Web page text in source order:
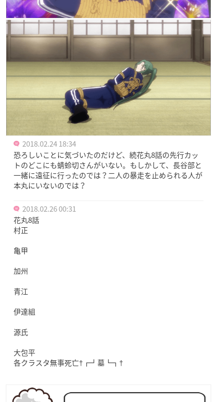
2018.02.24 18:34
恐ろしいことに気づいたのだけど、続花丸8話の先行カッ
トのどこにも蜻蛉切さんがいない。もしかして、長谷部と
一緒に遠征に行ったのでは？二人の暴走を止められる人が
本丸にいないのでは？
2018.02.26 00:31
花丸8話
村正
亀甲
加州
青江
伊達組
源氏
大包平
各クラスタ無事死亡†┏┛墓┗┓†